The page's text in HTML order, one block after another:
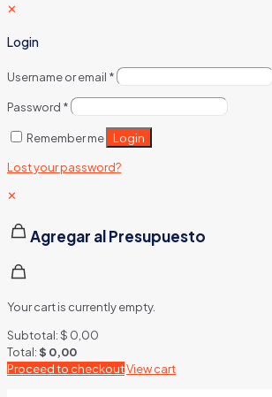
✕
Login
Username or email *
Password *
Remember me Login
Lost your password?
✕
Agregar al Presupuesto
Your cart is currently empty.
Subtotal:$ 0,00
Total:$ 0,00
Proceed to checkoutView cart